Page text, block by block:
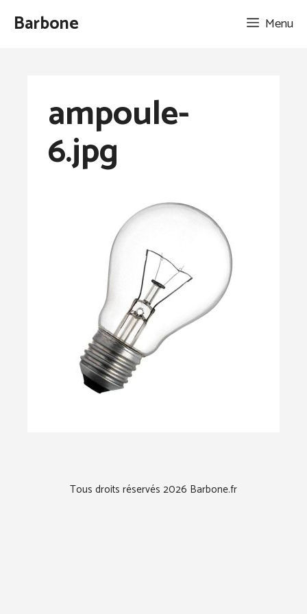
AllerBarbone Menu
ampoule-
6.jpg
Tous droits réservés 2026 Barbone.fr